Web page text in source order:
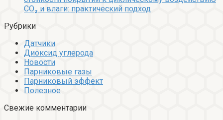
CO₂ и влаги: практический подход
Рубрики
Датчики
Диоксид углерода
Новости
Парниковые газы
Парниковый эффект
Полезное
Свежие комментарии